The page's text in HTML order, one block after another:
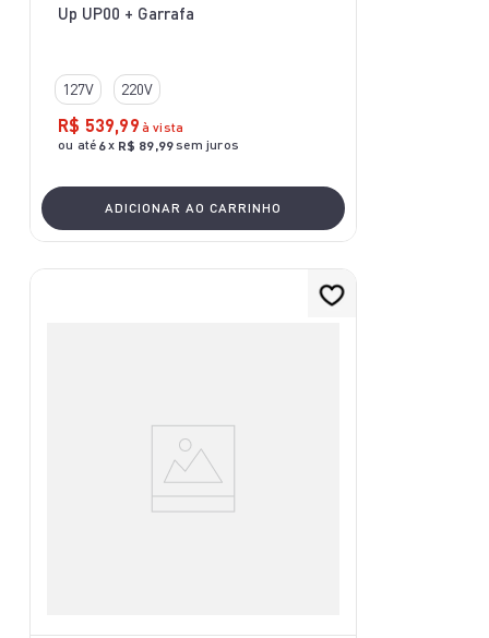
Up UP00 + Garrafa
127V 220V
R$ 539,99 à vista
ou até 6x R$ 89,99sem juros
ADICIONAR AO CARRINHO